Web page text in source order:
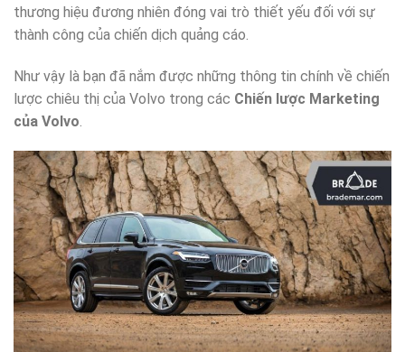
thương hiệu đương nhiên đóng vai trò thiết yếu đối với sự
thành công của chiến dịch quảng cáo.
Như vậy là bạn đã nắm được những thông tin chính về chiến
lược chiêu thị của Volvo trong các Chiến lược Marketing
của Volvo